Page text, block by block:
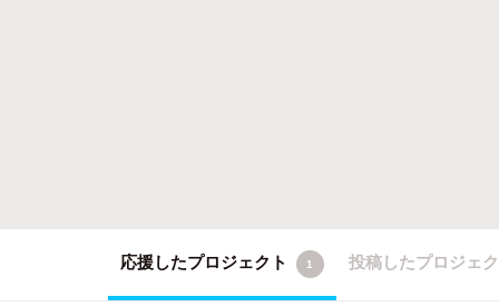
応援したプロジェクト 1 投稿したプロジェ